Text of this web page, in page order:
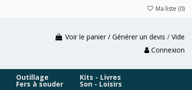
Ma liste (0)
Voir le panier / Générer un devis / Vide
Connexion
Outillage
Fers à souder
Kits - Livres
Son - Loisirs